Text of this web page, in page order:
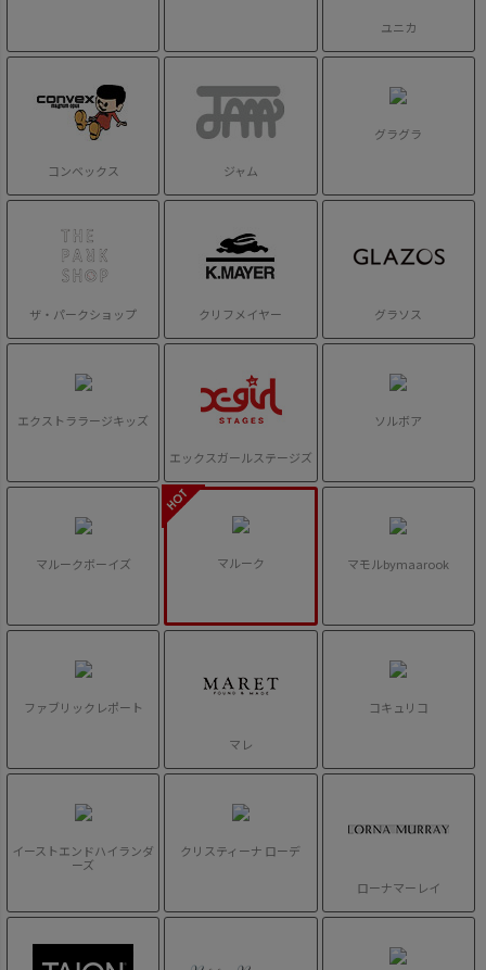
ユニカ
コンベックス ジャム
グラグラ
ザ・パークショップ クリフメイヤー グラソス
エクストララージキッズ
エックスガールステージズ
ソルボア
マルークボーイズ マルーク マモルbymaarook
ファブリックレポート
マレ
コキュリコ
イーストエンドハイランダ
ーズ
クリスティーナ ローデ
ローナマーレイ